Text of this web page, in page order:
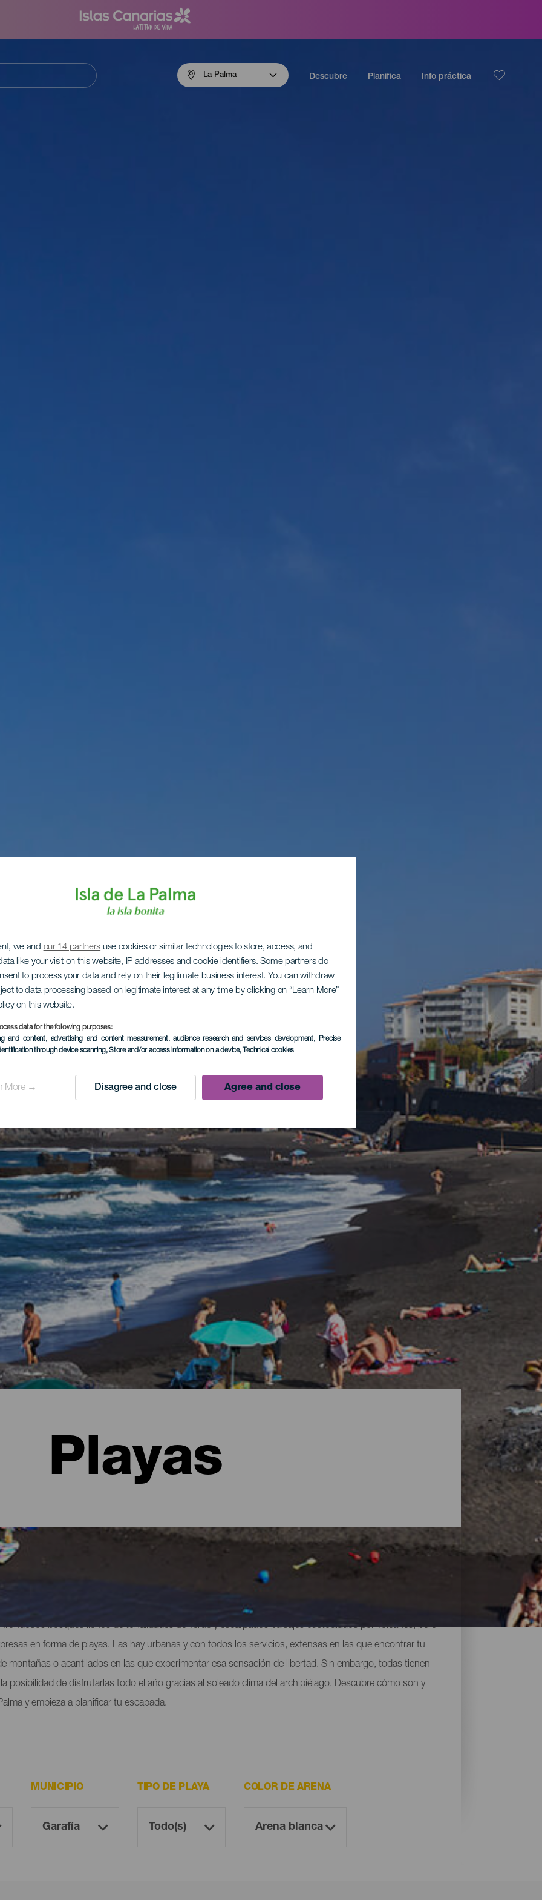
we and our 14 partners use cookies or similar technologies to store, access, and
like your visit on this website, IP addresses and cookie identifiers. Some partners do
to process your data and rely on their legitimate business interest. You can withdraw
to data processing based on legitimate interest at any time by clicking on “Learn More”
on this website.
data for the following purposes:
and content, advertising and content measurement, audience research and services development, Precise
through device scanning, Store and/or access information on a device, Technical cookies
More → Disagree and close Agree and close
La Palma Descubre Planifica Info práctica
Playas
bosques llenos de tonalidades de verde y escarpados paisajes custodiados por volcanes, pero
en forma de playas. Las hay urbanas y con todos los servicios, extensas en las que encontrar tu
montañas o acantilados en las que experimentar esa sensación de libertad. Sin embargo, todas tienen
posibilidad de disfrutarlas todo el año gracias al soleado clima del archipiélago. Descubre cómo son y
y empieza a planificar tu escapada.
MUNICIPIO TIPO DE PLAYA COLOR DE ARENA